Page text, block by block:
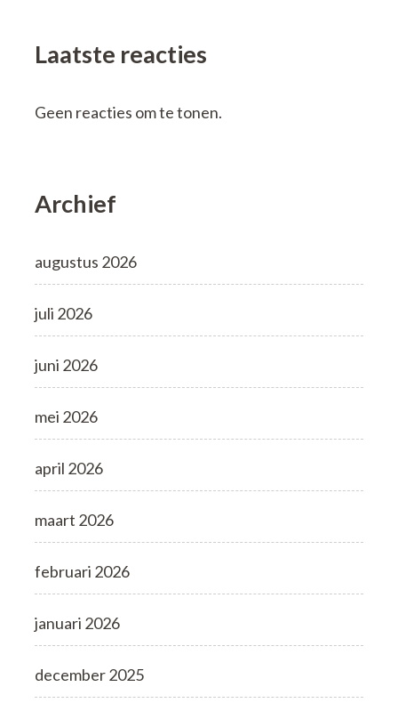
Laatste reacties
Geen reacties om te tonen.
Archief
augustus 2026
juli 2026
juni 2026
mei 2026
april 2026
maart 2026
februari 2026
januari 2026
december 2025